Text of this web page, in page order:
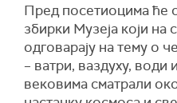
Пред посетиоцима ће
збирки Музеја који
одговарају на тему о
– ватри, ваздуху, води
вековима сматрали